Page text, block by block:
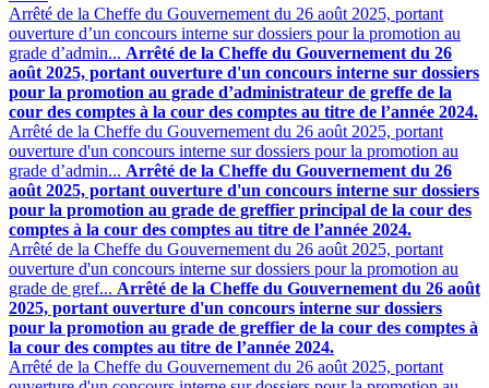
Arrêté de la Cheffe du Gouvernement du 26 août 2025, portant
ouverture d’un concours interne sur dossiers pour la promotion au
grade d’admin... Arrêté de la Cheffe du Gouvernement du 26
août 2025, portant ouverture d'un concours interne sur dossiers
pour la promotion au grade d’administrateur de greffe de la
cour des comptes à la cour des comptes au titre de l’année 2024.
Arrêté de la Cheffe du Gouvernement du 26 août 2025, portant
ouverture d'un concours interne sur dossiers pour la promotion au
grade d’admin... Arrêté de la Cheffe du Gouvernement du 26
août 2025, portant ouverture d'un concours interne sur dossiers
pour la promotion au grade de greffier principal de la cour des
comptes à la cour des comptes au titre de l’année 2024.
Arrêté de la Cheffe du Gouvernement du 26 août 2025, portant
ouverture d'un concours interne sur dossiers pour la promotion au
grade de gref... Arrêté de la Cheffe du Gouvernement du 26 août
2025, portant ouverture d'un concours interne sur dossiers
pour la promotion au grade de greffier de la cour des comptes à
la cour des comptes au titre de l’année 2024.
Arrêté de la Cheffe du Gouvernement du 26 août 2025, portant